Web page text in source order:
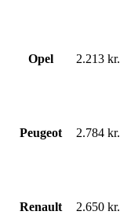
Opel 2.213 kr.
Peugeot 2.784 kr.
Renault 2.650 kr.